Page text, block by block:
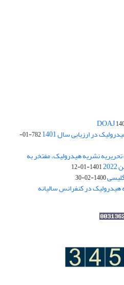
در ارزیابی سال 1401
782-01-
نشریه هیدرولیک، مفتخر به
1401-01-12
1400-02-30
هیدرولیک در کنفرانس سالیانه